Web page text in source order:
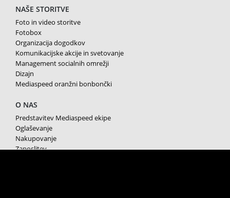
NAŠE STORITVE
Foto in video storitve
Fotobox
Organizacija dogodkov
Komunikacijske akcije in svetovanje
Management socialnih omrežji
Dizajn
Mediaspeed oranžni bonbončki
O NAS
Predstavitev Mediaspeed ekipe
Oglaševanje
Nakupovanje
Zaposlitev